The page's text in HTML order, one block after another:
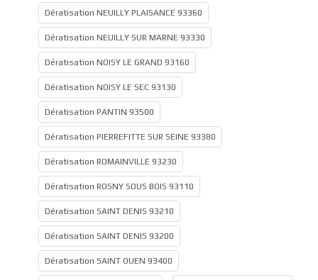
Dératisation NEUILLY PLAISANCE 93360
Dératisation NEUILLY SUR MARNE 93330
Dératisation NOISY LE GRAND 93160
Dératisation NOISY LE SEC 93130
Dératisation PANTIN 93500
Dératisation PIERREFITTE SUR SEINE 93380
Dératisation ROMAINVILLE 93230
Dératisation ROSNY SOUS BOIS 93110
Dératisation SAINT DENIS 93210
Dératisation SAINT DENIS 93200
Dératisation SAINT OUEN 93400